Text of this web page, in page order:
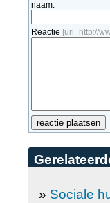
naam:
Reactie [url=http://
» Sociale